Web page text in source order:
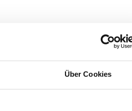
Über Cookies